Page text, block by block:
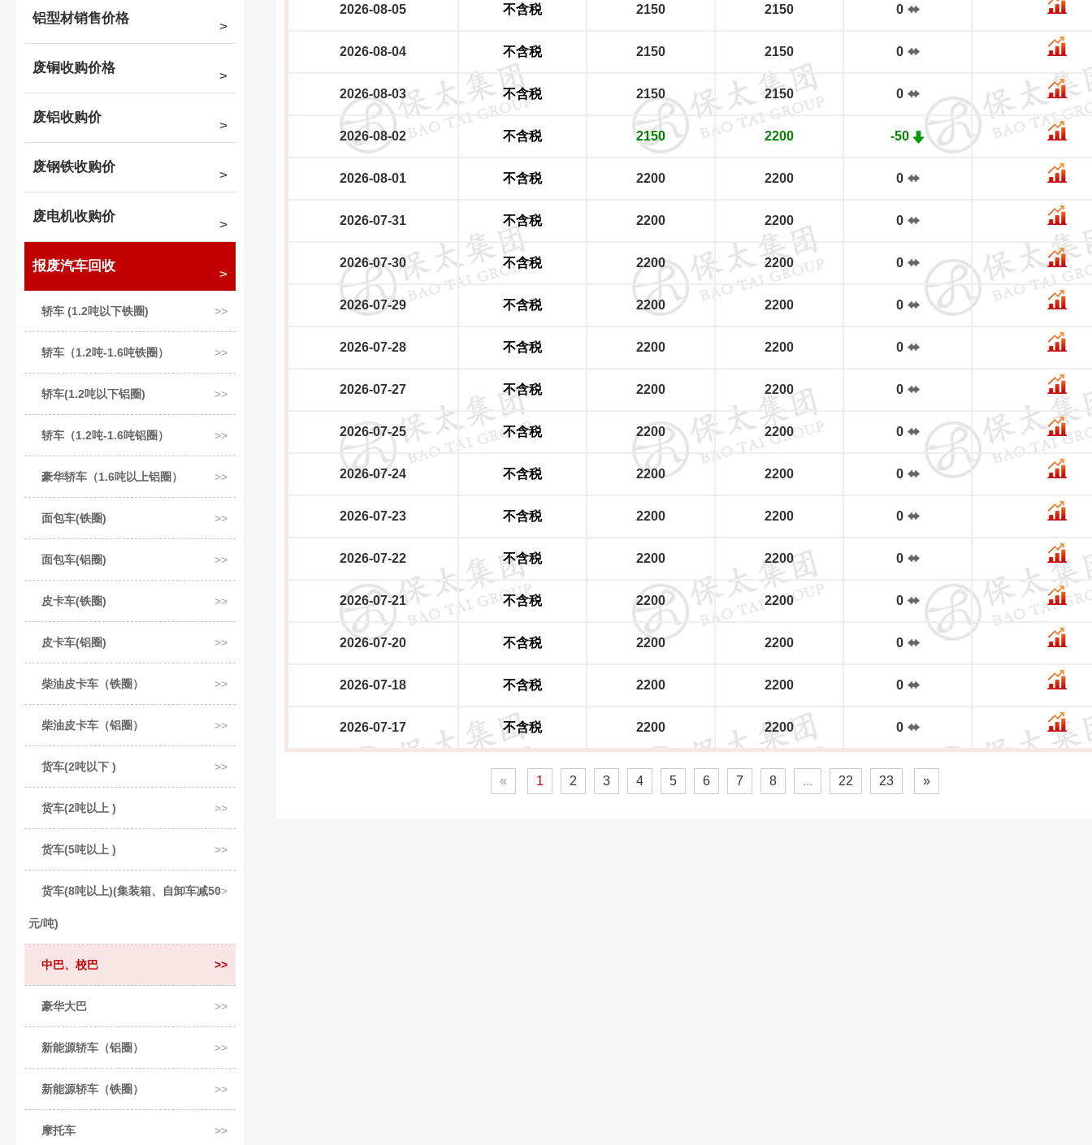
铝型材销售价格
废铜收购价格
废铝收购价
废钢铁收购价
废电机收购价
报废汽车回收
轿车 (1.2吨以下铁圈)
轿车（1.2吨-1.6吨铁圈）
轿车(1.2吨以下铝圈)
轿车（1.2吨-1.6吨铝圈）
豪华轿车（1.6吨以上铝圈）
面包车(铁圈)
面包车(铝圈)
皮卡车(铁圈)
皮卡车(铝圈)
柴油皮卡车（铁圈）
柴油皮卡车（铝圈）
货车(2吨以下 )
货车(2吨以上 )
货车(5吨以上 )
货车(8吨以上)(集装箱、自卸车减50
元/吨)
中巴、校巴
豪华大巴
新能源轿车（铝圈）
新能源轿车（铁圈）
摩托车
2026-08-05 不含税 2150 2150 0
2026-08-04 不含税 2150 2150 0
2026-08-03 不含税 2150 2150 0
2026-08-02 不含税 2150 2200 -50
2026-08-01 不含税 2200 2200 0
2026-07-31 不含税 2200 2200 0
2026-07-30 不含税 2200 2200 0
2026-07-29 不含税 2200 2200 0
2026-07-28 不含税 2200 2200 0
2026-07-27 不含税 2200 2200 0
2026-07-25 不含税 2200 2200 0
2026-07-24 不含税 2200 2200 0
2026-07-23 不含税 2200 2200 0
2026-07-22 不含税 2200 2200 0
2026-07-21 不含税 2200 2200 0
2026-07-20 不含税 2200 2200 0
2026-07-18 不含税 2200 2200 0
2026-07-17 不含税 2200 2200 0
« 1 2 3 4 5 6 7 8 ... 22 23 »